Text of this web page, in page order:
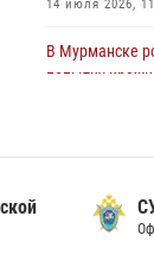
посвященное
пресекли
Орликовой
14 июля 2026,
В Мурманске
попытку
В Кандалакше
гостинице
13 июля 2026,
СУ СК